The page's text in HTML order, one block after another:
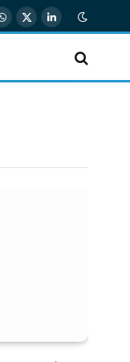
WhatsApp
X
LinkedIn